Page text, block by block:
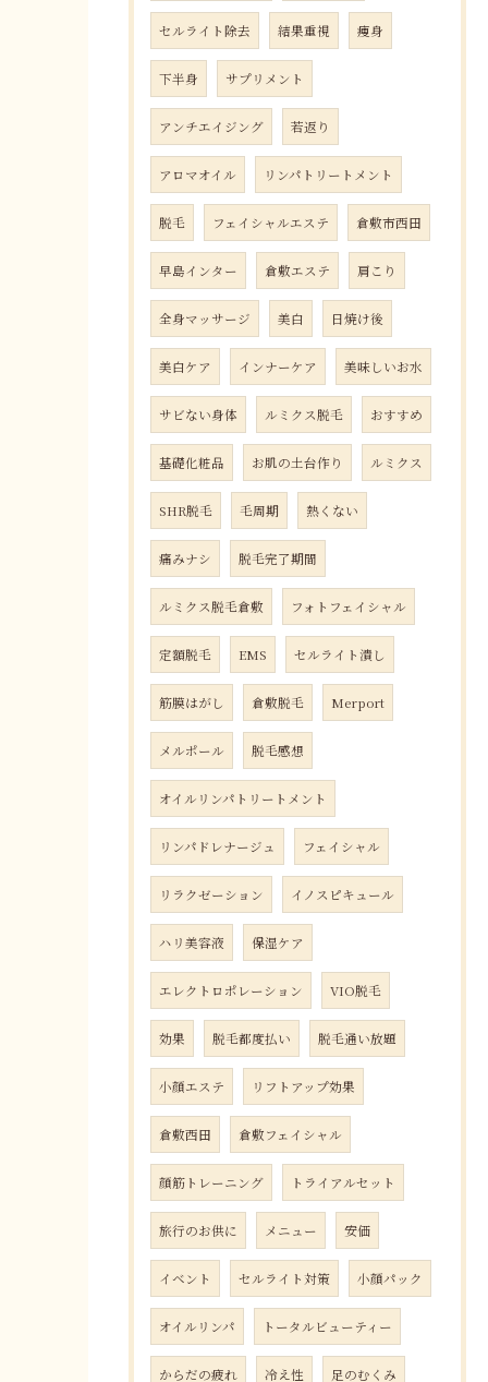
セルライト除去 結果重視 痩身
下半身 サプリメント
アンチエイジング 若返り
アロマオイル リンパトリートメント
脱毛 フェイシャルエステ 倉敷市西田
早島インター 倉敷エステ 肩こり
全身マッサージ 美白 日焼け後
美白ケア インナーケア 美味しいお水
サビない身体 ルミクス脱毛 おすすめ
基礎化粧品 お肌の土台作り ルミクス
SHR脱毛 毛周期 熱くない
痛みナシ 脱毛完了期間
ルミクス脱毛倉敷 フォトフェイシャル
定額脱毛 EMS セルライト潰し
筋膜はがし 倉敷脱毛 Merport
メルポール 脱毛感想
オイルリンパトリートメント
リンパドレナージュ フェイシャル
リラクゼーション イノスピキュール
ハリ美容液 保湿ケア
エレクトロポレーション VIO脱毛
効果 脱毛都度払い 脱毛通い放題
小顔エステ リフトアップ効果
倉敷西田 倉敷フェイシャル
顔筋トレーニング トライアルセット
旅行のお供に メニュー 安価
イベント セルライト対策 小顔パック
オイルリンパ トータルビューティー
からだの疲れ 冷え性 足のむくみ